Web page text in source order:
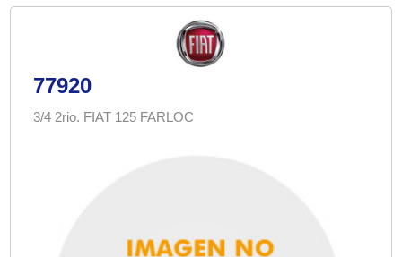
77920
3/4 2rio. FIAT 125 FARLOC